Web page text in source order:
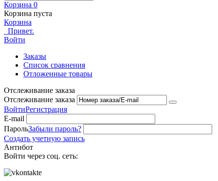
Корзина 0
Корзина пуста
Корзина
Привет.
Войти
Заказы
Список сравнения
Отложенные товары
Отслеживание заказа
Отслеживание заказа
ВойтиРегистрация
E-mail
ПарольЗабыли пароль?
Создать учетную запись
Антибот
Войти через соц. сеть: